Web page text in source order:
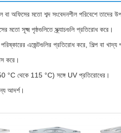
বা অফিসের মতো শব্দ সংবেদনশীল পরিবেশে তাদের
মতো সূক্ষ্ম পৃষ্ঠগুলিতে স্ক্র্যাচগুলি প্রতিরোধ করে।
এজেন্টগুলির প্রতিরোধ করে, শিল্প বা খাদ্য
করে।
°C থেকে 115 °C) সঙ্গে UV প্রতিরোধের।
আদর্শ।